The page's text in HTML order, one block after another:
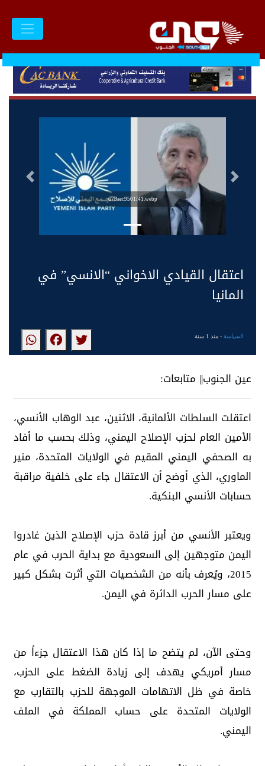
673aec9501f41.webp
التالى السابق
اعتقال القيادي الاخواني “الانسي” في
المانيا
السياسة- منذ 1 سنة
عين الجنوب|| متابعات:
اعتقلت السلطات الألمانية، الاثنين، عبد الوهاب الأنسي،
الأمين العام لحزب الإصلاح اليمني، وذلك بحسب ما أفاد
به الصحفي اليمني المقيم في الولايات المتحدة، منير
الماوري، الذي أوضح أن الاعتقال جاء على خلفية مراقبة
حسابات الأنسي البنكية.
ويعتبر الأنسي من أبرز قادة حزب الإصلاح الذين غادروا
اليمن متوجهين إلى السعودية مع بداية الحرب في عام
2015، ويُعرف بأنه من الشخصيات التي أثرت بشكل كبير
على مسار الحرب الدائرة في اليمن.
وحتى الآن، لم يتضح ما إذا كان هذا الاعتقال جزءاً من
مسار أمريكي يهدف إلى زيادة الضغط على الحزب،
خاصة في ظل الاتهامات الموجهة للحزب بالتقارب مع
الولايات المتحدة على حساب المملكة في الملف
اليمني.